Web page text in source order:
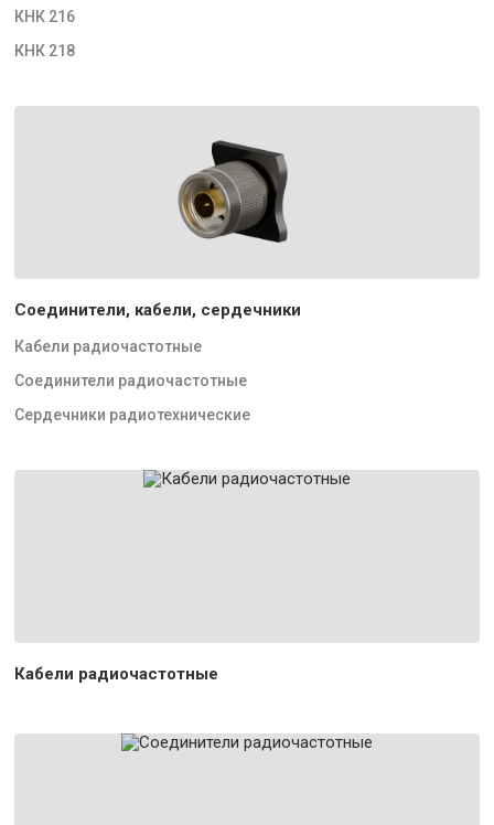
КНК 216
КНК 218
Соединители, кабели, сердечники
Кабели радиочастотные
Соединители радиочастотные
Сердечники радиотехнические
Кабели радиочастотные